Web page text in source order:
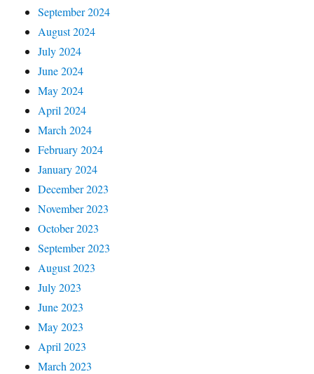
September 2024
August 2024
July 2024
June 2024
May 2024
April 2024
March 2024
February 2024
January 2024
December 2023
November 2023
October 2023
September 2023
August 2023
July 2023
June 2023
May 2023
April 2023
March 2023